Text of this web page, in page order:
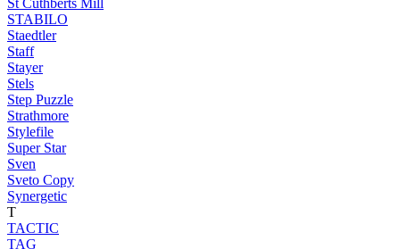
St Cuthberts Mill
STABILO
Staedtler
Staff
Stayer
Stels
Step Puzzle
Strathmore
Stylefile
Super Star
Sven
Sveto Copy
Synergetic
T
TACTIC
TAG